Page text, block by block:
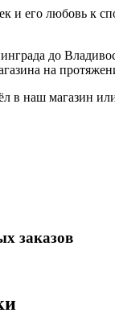
и его любовь к
до
на
в наш магазин
заказов